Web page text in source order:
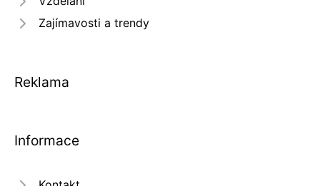
Zajímavosti a trendy
Reklama
Informace